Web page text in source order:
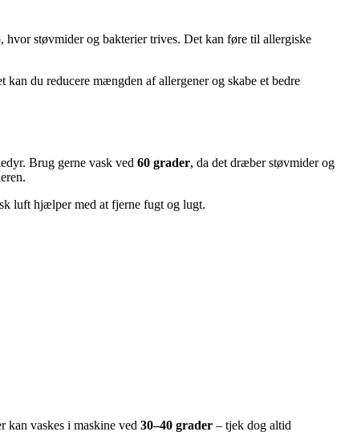
hvor støvmider og bakterier trives. Det kan føre til allergiske
du reducere mængden af allergener og skabe et bedre
Brug gerne vask ved 60 grader, da det dræber støvmider og
luft hjælper med at fjerne fugt og lugt.
kan vaskes i maskine ved 30–40 grader – tjek dog altid